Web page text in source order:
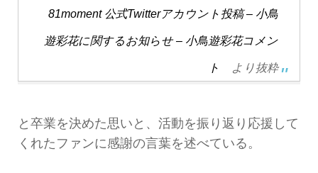
81moment 公式Twitterアカウント投稿 – 小鳥
遊彩花に関するお知らせ – 小鳥遊彩花コメン
ト より抜粋
と卒業を決めた思いと、活動を振り返り応援して
くれたファンに感謝の言葉を述べている。